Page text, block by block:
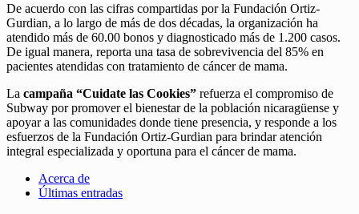
De acuerdo con las cifras compartidas por la Fundación Ortiz-
Gurdian, a lo largo de más de dos décadas, la organización ha
atendido más de 60.00 bonos y diagnosticado más de 1.200 casos.
De igual manera, reporta una tasa de sobrevivencia del 85% en
pacientes atendidas con tratamiento de cáncer de mama.
La campaña “Cuidate las Cookies” refuerza el compromiso de
Subway por promover el bienestar de la población nicaragüense y
apoyar a las comunidades donde tiene presencia, y responde a los
esfuerzos de la Fundación Ortiz-Gurdian para brindar atención
integral especializada y oportuna para el cáncer de mama.
Acerca de
Últimas entradas